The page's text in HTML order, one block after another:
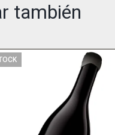
también